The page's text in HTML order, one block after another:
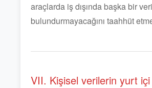
araçlarda iş dışında başka bir
bulundurmayacağını taahhüt
VII. Kişisel verilerin yurt içi